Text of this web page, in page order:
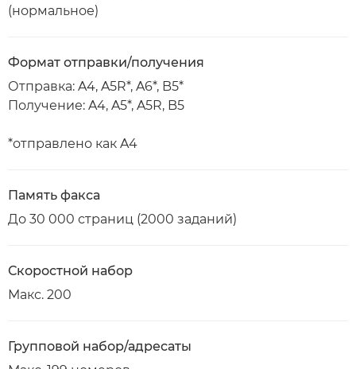
(нормальное)
Формат отправки/получения
Отправка: A4, A5R*, A6*, B5*
Получение: A4, A5*, A5R, B5
*отправлено как A4
Память факса
До 30 000 страниц (2000 заданий)
Скоростной набор
Макс. 200
Групповой набор/адресаты